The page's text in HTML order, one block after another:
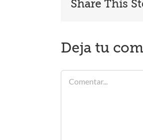
Share This
Deja tu
Comentar